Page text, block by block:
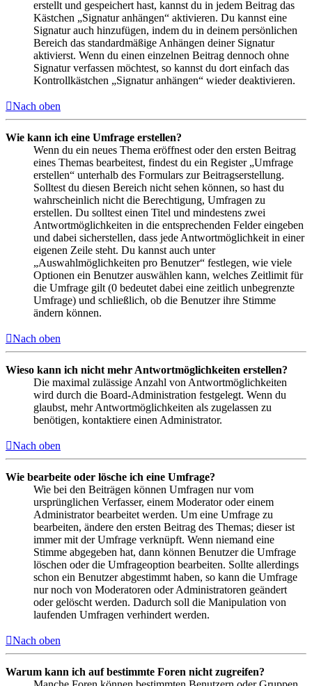
erstellt und gespeichert hast, kannst du in jedem Beitrag das
Kästchen „Signatur anhängen“ aktivieren. Du kannst eine
Signatur auch hinzufügen, indem du in deinem persönlichen
Bereich das standardmäßige Anhängen deiner Signatur
aktivierst. Wenn du einen einzelnen Beitrag dennoch ohne
Signatur verfassen möchtest, so kannst du dort einfach das
Kontrollkästchen „Signatur anhängen“ wieder deaktivieren.
Nach oben
Wie kann ich eine Umfrage erstellen?
Wenn du ein neues Thema eröffnest oder den ersten Beitrag
eines Themas bearbeitest, findest du ein Register „Umfrage
erstellen“ unterhalb des Formulars zur Beitragserstellung.
Solltest du diesen Bereich nicht sehen können, so hast du
wahrscheinlich nicht die Berechtigung, Umfragen zu
erstellen. Du solltest einen Titel und mindestens zwei
Antwortmöglichkeiten in die entsprechenden Felder eingeben
und dabei sicherstellen, dass jede Antwortmöglichkeit in einer
eigenen Zeile steht. Du kannst auch unter
„Auswahlmöglichkeiten pro Benutzer“ festlegen, wie viele
Optionen ein Benutzer auswählen kann, welches Zeitlimit für
die Umfrage gilt (0 bedeutet dabei eine zeitlich unbegrenzte
Umfrage) und schließlich, ob die Benutzer ihre Stimme
ändern können.
Nach oben
Wieso kann ich nicht mehr Antwortmöglichkeiten erstellen?
Die maximal zulässige Anzahl von Antwortmöglichkeiten
wird durch die Board-Administration festgelegt. Wenn du
glaubst, mehr Antwortmöglichkeiten als zugelassen zu
benötigen, kontaktiere einen Administrator.
Nach oben
Wie bearbeite oder lösche ich eine Umfrage?
Wie bei den Beiträgen können Umfragen nur vom
ursprünglichen Verfasser, einem Moderator oder einem
Administrator bearbeitet werden. Um eine Umfrage zu
bearbeiten, ändere den ersten Beitrag des Themas; dieser ist
immer mit der Umfrage verknüpft. Wenn niemand eine
Stimme abgegeben hat, dann können Benutzer die Umfrage
löschen oder die Umfrageoption bearbeiten. Sollte allerdings
schon ein Benutzer abgestimmt haben, so kann die Umfrage
nur noch von Moderatoren oder Administratoren geändert
oder gelöscht werden. Dadurch soll die Manipulation von
laufenden Umfragen verhindert werden.
Nach oben
Warum kann ich auf bestimmte Foren nicht zugreifen?